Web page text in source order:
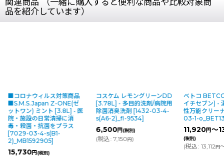
品を紹介しています）
■コロナウィルス対策商品
■S.M.S.Japan Z-ONE(ゼ
ットワン) ミント [3.8L] - 医
院・施設の日常清掃に消
毒・殺菌・抗菌をプラス
[7029-03-4-s(B1-
2)_MB1592905]
15,730円(税別)
コスケム レモングリーンDD
[3.78L] - 多目的洗剤/病院用
除菌消臭洗剤 [1432-03-4-
s(A6-2)_fl-9534]
6,500円(税別)
(税込: 7,150円)
ベトコ
イチセブン) -
性万能クリー
03-1-
11,920円～
(税別)
(税込: 13,112円